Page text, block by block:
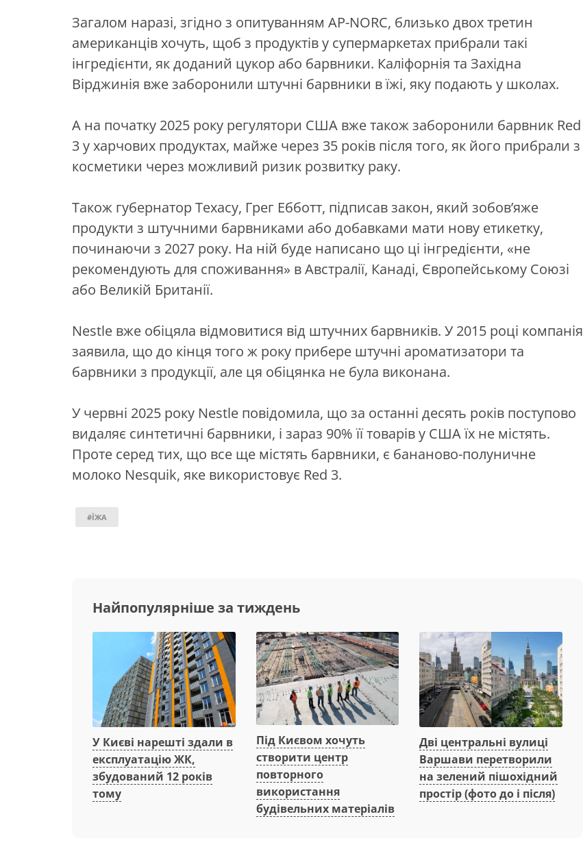
Загалом наразі, згідно з опитуванням AP-NORC, близько двох третин
американців хочуть, щоб з продуктів у супермаркетах прибрали такі
інгредієнти, як доданий цукор або барвники. Каліфорнія та Західна
Вірджинія вже заборонили штучні барвники в їжі, яку подають у школах.
А на початку 2025 року регулятори США вже також заборонили барвник Red
3 у харчових продуктах, майже через 35 років після того, як його прибрали з
косметики через можливий ризик розвитку раку.
Також губернатор Техасу, Грег Ебботт, підписав закон, який зобов’яже
продукти з штучними барвниками або добавками мати нову етикетку,
починаючи з 2027 року. На ній буде написано що ці інгредієнти, «не
рекомендують для споживання» в Австралії, Канаді, Європейському Союзі
або Великій Британії.
Nestle вже обіцяла відмовитися від штучних барвників. У 2015 році компанія
заявила, що до кінця того ж року прибере штучні ароматизатори та
барвники з продукції, але ця обіцянка не була виконана.
У червні 2025 року Nestle повідомила, що за останні десять років поступово
видаляє синтетичні барвники, і зараз 90% її товарів у США їх не містять.
Проте серед тих, що все ще містять барвники, є бананово-полуничне
молоко Nesquik, яке використовує Red 3.
#ЇЖА
Найпопулярніше за тиждень
У Києві нарешті здали в
експлуатацію ЖК,
збудований 12 років
тому
Під Києвом хочуть
створити центр
повторного
використання
будівельних матеріалів
Дві центральні вулиці
Варшави перетворили
на зелений пішохідний
простір (фото до і після)